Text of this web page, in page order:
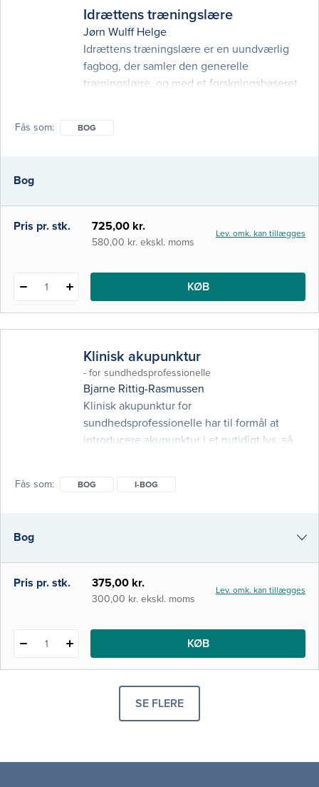
Idrættens træningslære
Jørn Wulff Helge
Idrættens træningslære er en uundværlig
fagbog, der samler den generelle
træningslære, og med et forskningsbaseret
og eksemplificeres også elementer fra den
3. udgave af
Fås som BOG
Bog
Pris pr. stk. 725,00 kr.
580,00 kr. ekskl. moms
Lev. omk. kan tillægges
1 KØB
Klinisk akupunktur
- for sundhedsprofessionelle
Bjarne Rittig-Rasmussen
Klinisk akupunktur for
sundhedsprofessionelle har til formål at
introducere akupunktur i et nutidigt lys, så
og symptomlindring. Akupunkturen tager
sundhedsfaglige uddannelser. Bogen er
målrettet udredning og behandling af smer
Fås som BOG I-BOG
Bog
i-bog
Pris pr. stk. 375,00 kr.
300,00 kr. ekskl. moms
Lev. omk. kan tillægges
1 KØB
SE FLERE
PRODUKTER